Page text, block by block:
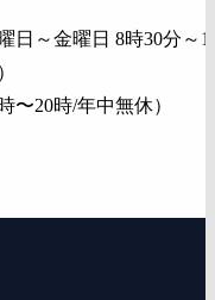
日～金曜日 8時30分～
〜20時/年中無休）